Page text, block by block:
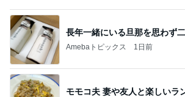
長年一緒にいる旦那を思わず
Amebaトピックス 1日前
モモコ夫 妻や友人と楽しいラ